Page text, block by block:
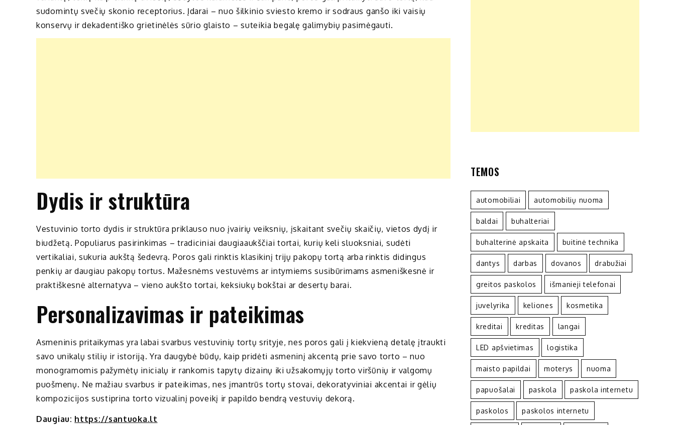
sudomintų svečių skonio receptorius. Įdarai – nuo šilkinio sviesto kremo ir sodraus ganšo iki vaisių
konservų ir dekadentiško grietinėlės sūrio glaisto – suteikia begalę galimybių pasimėgauti.
Dydis ir struktūra
Vestuvinio torto dydis ir struktūra priklauso nuo įvairių veiksnių, įskaitant svečių skaičių, vietos dydį ir
biudžetą. Populiarus pasirinkimas – tradiciniai daugiaaukščiai tortai, kurių keli sluoksniai, sudėti
vertikaliai, sukuria aukštą šedevrą. Poros gali rinktis klasikinį trijų pakopų tortą arba rinktis didingus
penkių ar daugiau pakopų tortus. Mažesnėms vestuvėms ar intymiems susibūrimams asmeniškesnė ir
praktiškesnė alternatyva – vieno aukšto tortai, keksiukų bokštai ar desertų barai.
Personalizavimas ir pateikimas
Asmeninis pritaikymas yra labai svarbus vestuvinių tortų srityje, nes poros gali į kiekvieną detalę įtraukti
savo unikalų stilių ir istoriją. Yra daugybė būdų, kaip pridėti asmeninį akcentą prie savo torto – nuo
monogramomis pažymėtų inicialų ir rankomis tapytų dizainų iki užsakomųjų torto viršūnių ir valgomų
puošmenų. Ne mažiau svarbus ir pateikimas, nes įmantrūs tortų stovai, dekoratyviniai akcentai ir gėlių
kompozicijos sustiprina torto vizualinį poveikį ir papildo bendrą vestuvių dekorą.
Daugiau: https://santuoka.lt
TEMOS
automobiliai automobilių nuoma
baldai buhalteriai
buhalterinė apskaita buitinė technika
dantys darbas dovanos drabužiai
greitos paskolos išmanieji telefonai
juvelyrika keliones kosmetika
kreditai kreditas langai
LED apšvietimas logistika
maisto papildai moterys nuoma
papuošalai paskola paskola internetu
paskolos paskolos internetu